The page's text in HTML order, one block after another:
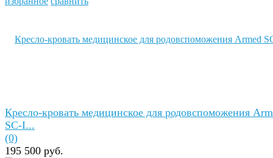
Кресло-кровать медицинское для родовспоможения
SC-I...
(0)
195 500 руб.